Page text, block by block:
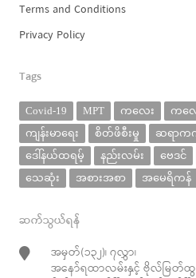
Terms and Conditions
Privacy Policy
Tags
Covid-19 MPT ကလေး ကလ
ကျန်းမာရေး
စိတ်ဖိစီးမှု ဆရာက
ဒေါ်နယ်ထရမ့်
နည်းလမ်း ဗေဒင်
သေဆုံး
အစားအစာ အမေရိကန်
ဆက်သွယ်ရန်
အမှတ်(၁၃၂)၊ ၇လွှာ၊
အနော်ရထာလမ်းနှင့် ဗိုလ်မြတ်ထွ